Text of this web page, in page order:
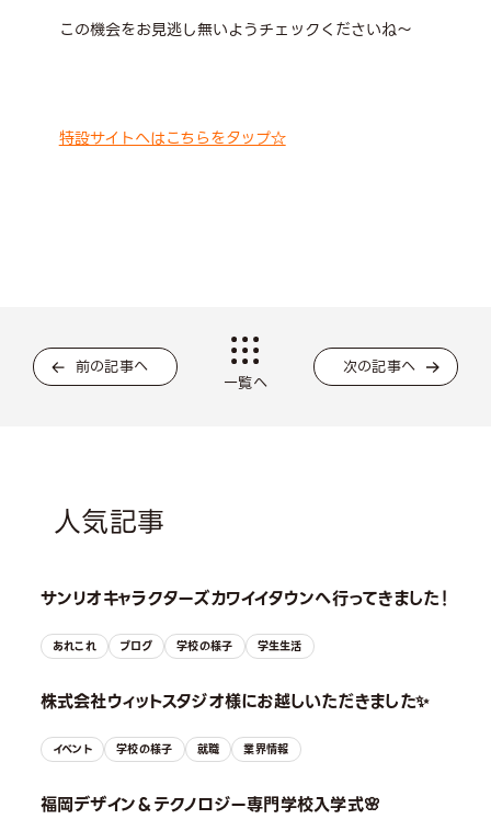
この機会をお見逃し無いようチェックくださいね～
特設サイトへはこちらをタップ☆
前の記事へ
一覧へ
次の記事へ
人気記事
サンリオキャラクターズカワイイタウンへ行ってきました！
あれこれ ブログ 学校の様子 学生生活
株式会社ウィットスタジオ様にお越しいただきました✨
イベント 学校の様子 就職 業界情報
福岡デザイン＆テクノロジー専門学校入学式🌸